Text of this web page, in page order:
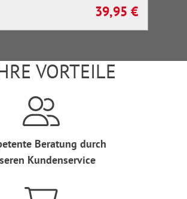
Regulärer Preis:
39,95 €
VORTEILE
Beratung durch
Kundenservice